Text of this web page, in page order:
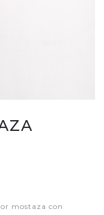
mostaza con